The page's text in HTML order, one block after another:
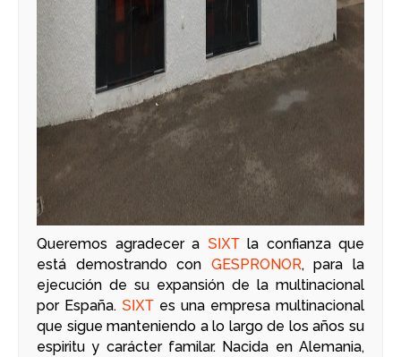
Queremos agradecer a SIXTla confianza que
está demostrando con GESPRONOR, para la
ejecución de su expansión de la multinacional
por España. SIXT es una empresa multinacional
que sigue manteniendo a lo largo de los años su
espiritu y carácter familar. Nacida en Alemania,